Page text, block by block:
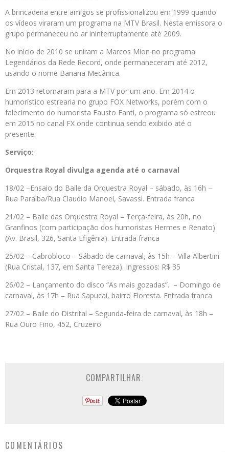
A brincadeira entre amigos se profissionalizou em 1999 quando
os vídeos viraram um programa na MTV Brasil. Nesta emissora o
grupo permaneceu no ar ininterruptamente até 2009.
No início de 2010 se uniram a Marcos Mion no programa
Legendários da Rede Record, onde permaneceram até 2012,
usando o nome Banana Mecânica.
Em 2013 retornaram para a MTV por um ano. Em 2014 o
humorístico estrearia no grupo FOX Networks, porém com o
falecimento do humorista Fausto Fanti, o programa só estreou
em 2015 no canal FX onde continua sendo exibido até o
presente.
Serviço:
Orquestra Royal divulga agenda até o carnaval
18/02 –Ensaio do Baile da Orquestra Royal – sábado, às 16h –
Rua Paraíba/Rua Claudio Manoel, Savassi. Entrada franca
21/02 – Baile das Orquestra Royal – Terça-feira, às 20h, no
Granfinos (com participação dos humoristas Hermes e Renato)
(Av. Brasil, 326, Santa Efigênia). Entrada franca
25/02 – Cabrobloco – Sábado de carnaval, às 15h – Villa Albertini
(Rua Cristal, 137, em Santa Tereza). Ingressos: R$ 35
26/02 – Lançamento do disco “As mais gozadas”. – Domingo de
carnaval, às 17h – Rua Sapucaí, bairro Floresta. Entrada franca
27/02 – Baile do Distrital – Segunda-feira de carnaval, às 18h –
Rua Ouro Fino, 452, Cruzeiro
COMPARTILHAR:
COMENTÁRIOS